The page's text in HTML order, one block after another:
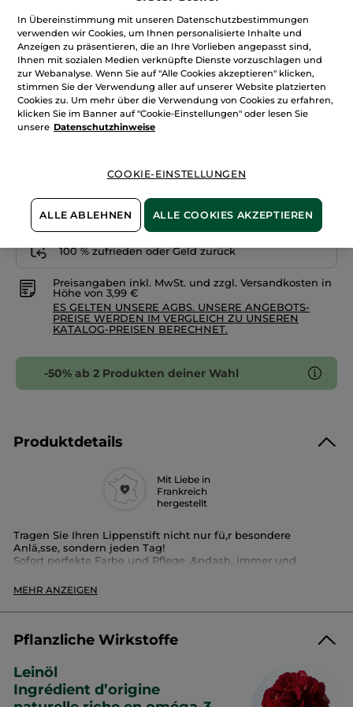
Rouge
Elixir
Farbglanz
Lipbalm
Nudesand
Menge
Lieferung zwischen dem 11/08 und dem 12/08
Rechnung mit Klarna
100 % zufrieden oder Geld zurück
Preisangaben inkl. MwSt. und zzgl. Versandkosten in
Höhe von 3,99 €
ES GELTEN UNSERE AGBS. UNSERE ANGEBOTS-
PREISE WERDEN IM VERGLEICH ZU UNSEREN
KATALOG-PREISEN BERECHNET.
-50% ab 2 Produkten deiner Wahl
Produktdetails
Mit Liebe in
Frankreich
hergestellt
Tragen Sie Ihren Lippenstift nicht nur fü,r besondere
Anlä,sse, sondern jeden Tag!
Sofort perfekte Farbe und Pflege ,&ndash, immer und
Dieser leicht aufzutragende Lipbalm wird Ihr neuer
Verbü,ndeter im Alltag: Er pflegt und schü,tzt die Lippen und
10 Farbtö,ne aufgeteilt in vier Farbfamilien: Nude, Rose,
Das Plus :
MEHR ANZEIGEN
Pflanzliche Wirkstoffe
Leinöl
Ingrédient d’origine
In Übereinstimmung mit unseren Datenschutzbestimmungen
verwenden wir Cookies, um Ihnen personalisierte Inhalte und
Anzeigen zu präsentieren, die an Ihre Vorlieben angepasst sind,
Ihnen mit sozialen Medien verknüpfte Dienste vorzuschlagen und
zur Webanalyse. Wenn Sie auf "Alle Cookies akzeptieren" klicken,
stimmen Sie der Verwendung aller auf unserer Website platzierten
Cookies zu. Um mehr über die Verwendung von Cookies zu erfahren,
klicken Sie im Banner auf "Cookie-Einstellungen" oder lesen Sie
unsere Datenschutzhinweise
COOKIE-EINSTELLUNGEN
ALLE ABLEHNEN ALLE COOKIES AKZEPTIEREN